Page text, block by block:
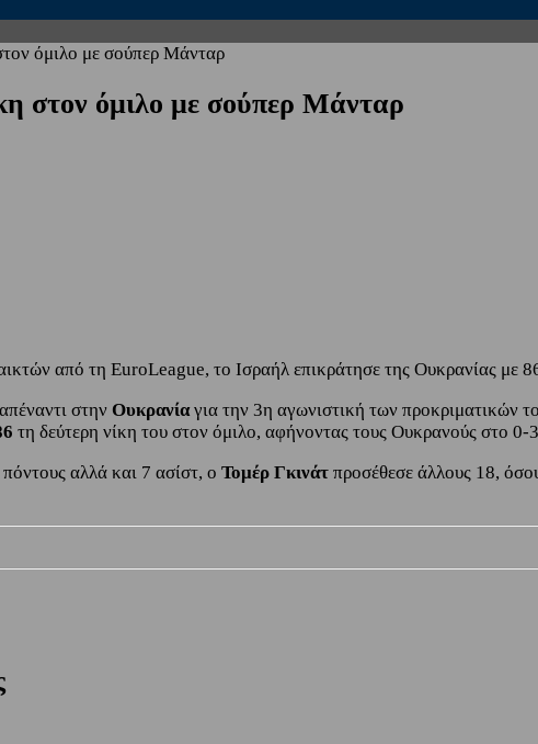
όμιλο με σούπερ Μάνταρ
στον όμιλο με σούπερ Μάνταρ
από τη EuroLeague, το Ισραήλ επικράτησε της Ουκρανίας με
στην Ουκρανίαγια την 3η αγωνιστική των προκριματικών
τη δεύτερη νίκη του στον όμιλο, αφήνοντας τους Ουκρανούς στο 0-
αλλά και 7 ασίστ, ο Τομέρ Γκινάτ προσέθεσε άλλους 18,